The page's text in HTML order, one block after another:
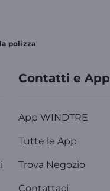
polizza
Contatti e App
App WINDTRE
Tutte le App
Trova Negozio
Contattaci